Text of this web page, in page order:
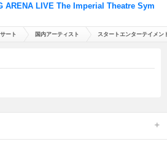
ARENA LIVE The Imperial Theatre Sym
ート 国内アーティスト スタートエンターテイメン